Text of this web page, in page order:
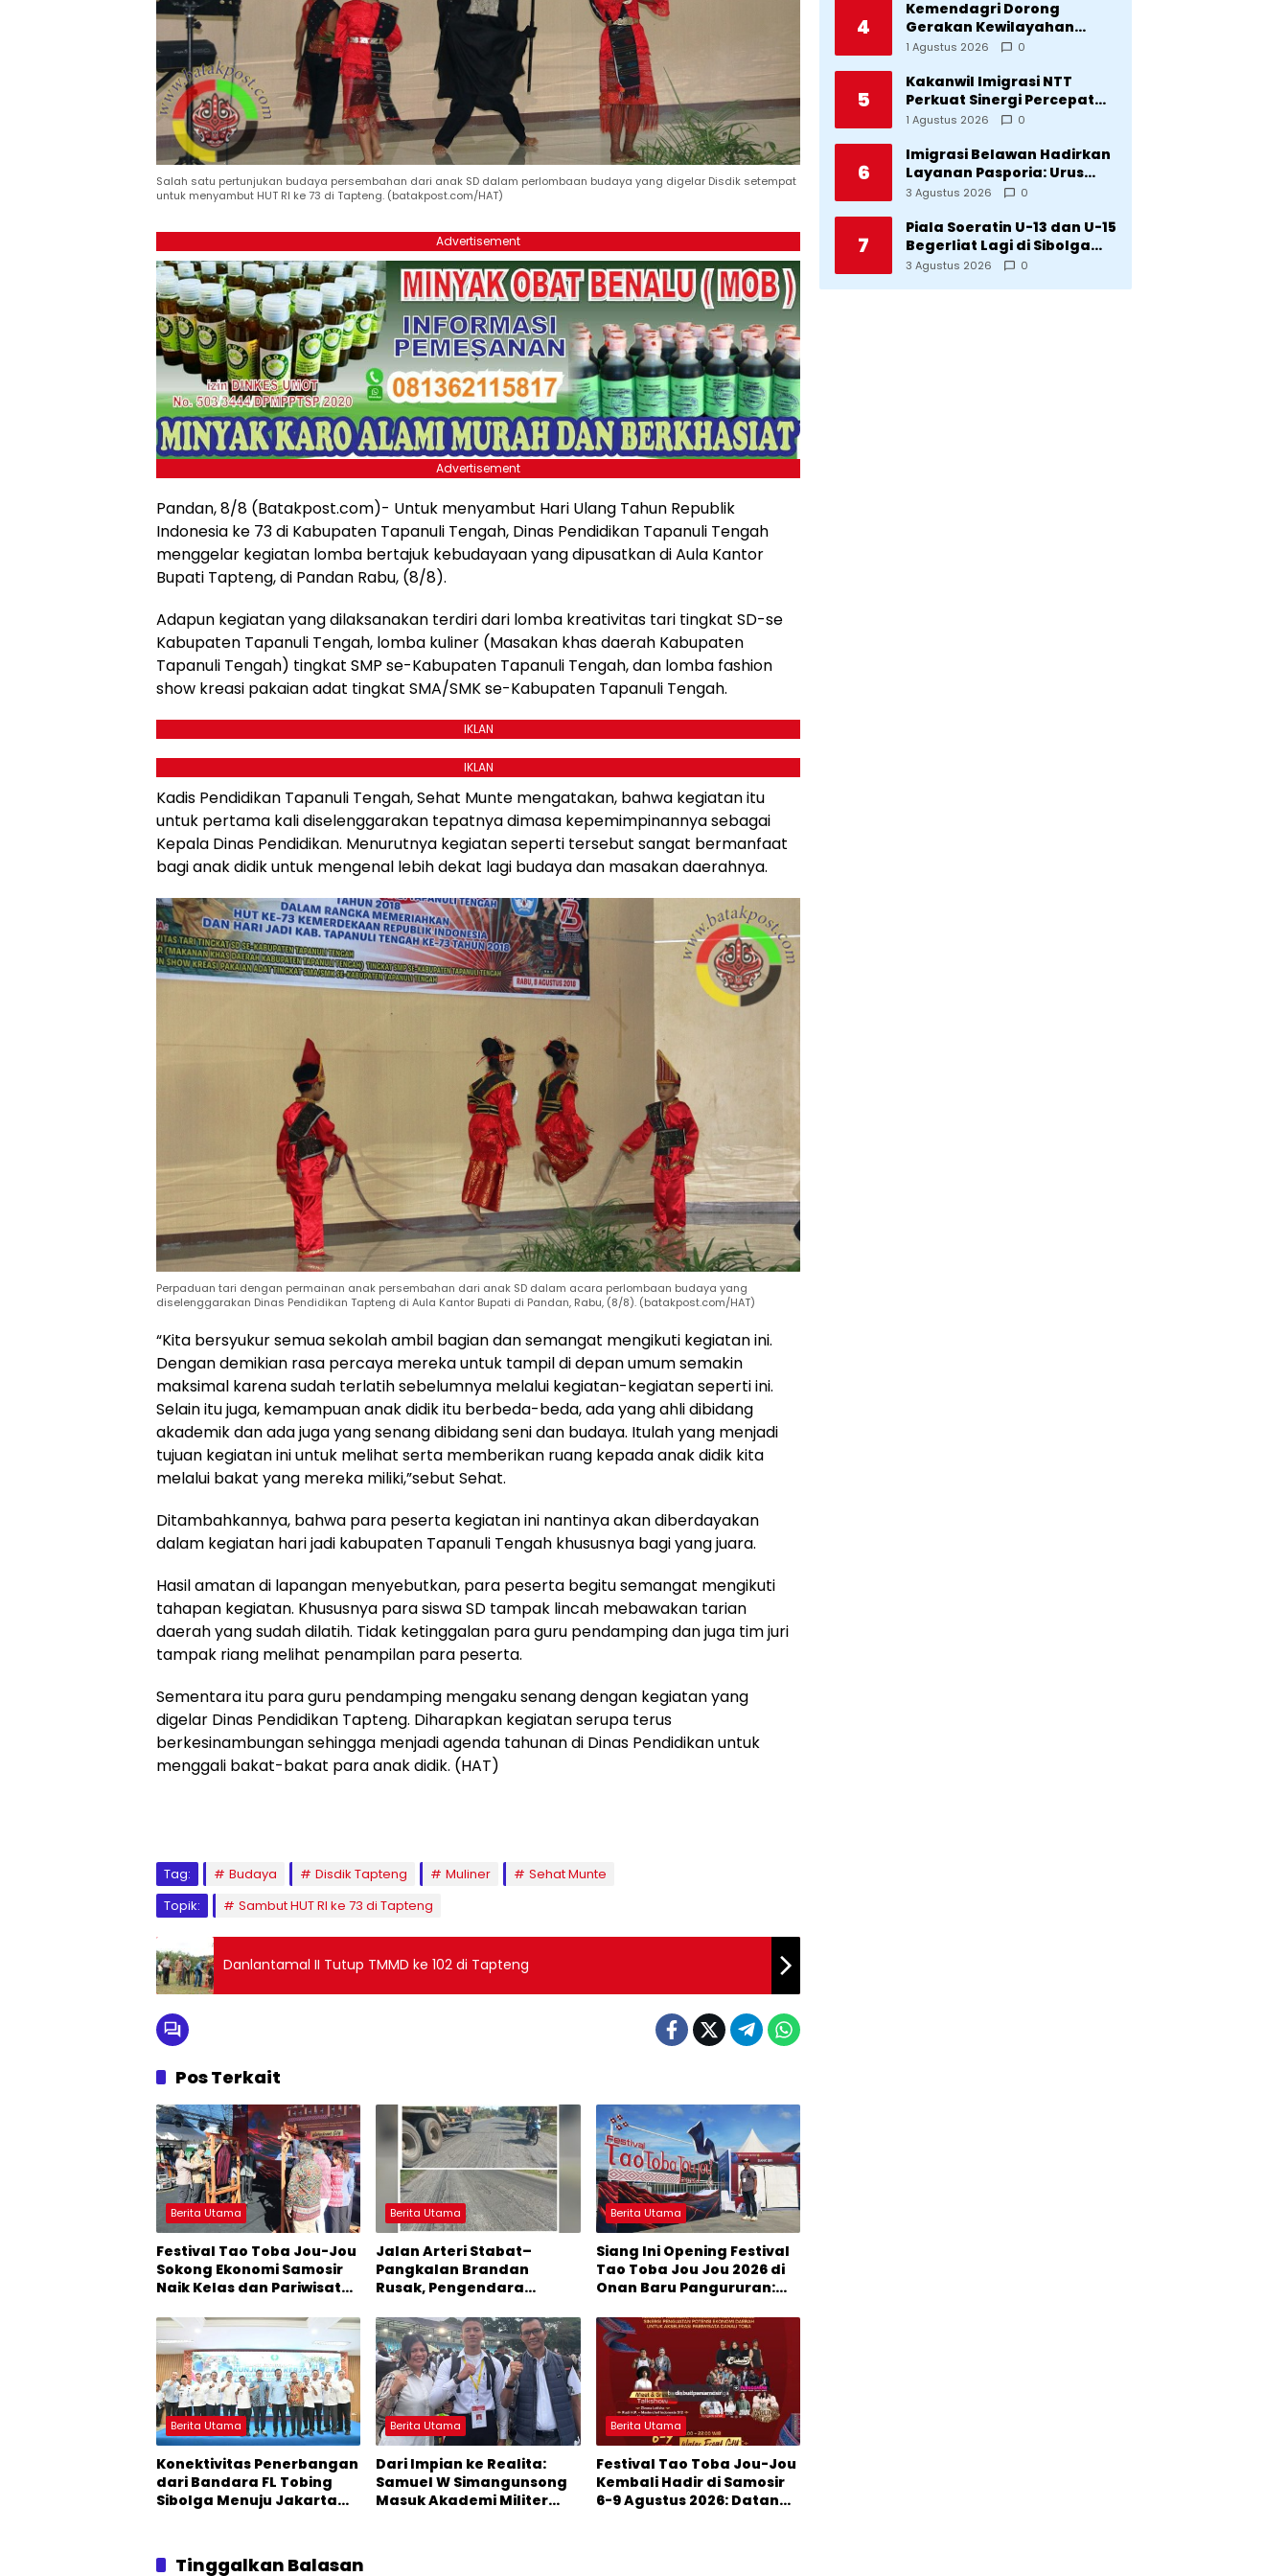
Salah satu pertunjukan budaya persembahan dari anak SD dalam perlombaan budaya yang digelar Disdik setempat
untuk menyambut HUT RI ke 73 di Tapteng. (batakpost.com/HAT)
Advertisement
Advertisement
Pandan, 8/8 (Batakpost.com)- Untuk menyambut Hari Ulang Tahun Republik
Indonesia ke 73 di Kabupaten Tapanuli Tengah, Dinas Pendidikan Tapanuli Tengah
menggelar kegiatan lomba bertajuk kebudayaan yang dipusatkan di Aula Kantor
Bupati Tapteng, di Pandan Rabu, (8/8).
Adapun kegiatan yang dilaksanakan terdiri dari lomba kreativitas tari tingkat SD-se
Kabupaten Tapanuli Tengah, lomba kuliner (Masakan khas daerah Kabupaten
Tapanuli Tengah) tingkat SMP se-Kabupaten Tapanuli Tengah, dan lomba fashion
show kreasi pakaian adat tingkat SMA/SMK se-Kabupaten Tapanuli Tengah.
IKLAN
IKLAN
Kadis Pendidikan Tapanuli Tengah, Sehat Munte mengatakan, bahwa kegiatan itu
untuk pertama kali diselenggarakan tepatnya dimasa kepemimpinannya sebagai
Kepala Dinas Pendidikan. Menurutnya kegiatan seperti tersebut sangat bermanfaat
bagi anak didik untuk mengenal lebih dekat lagi budaya dan masakan daerahnya.
Perpaduan tari dengan permainan anak persembahan dari anak SD dalam acara perlombaan budaya yang
diselenggarakan Dinas Pendidikan Tapteng di Aula Kantor Bupati di Pandan, Rabu, (8/8). (batakpost.com/HAT)
“Kita bersyukur semua sekolah ambil bagian dan semangat mengikuti kegiatan ini.
Dengan demikian rasa percaya mereka untuk tampil di depan umum semakin
maksimal karena sudah terlatih sebelumnya melalui kegiatan-kegiatan seperti ini.
Selain itu juga, kemampuan anak didik itu berbeda-beda, ada yang ahli dibidang
akademik dan ada juga yang senang dibidang seni dan budaya. Itulah yang menjadi
tujuan kegiatan ini untuk melihat serta memberikan ruang kepada anak didik kita
melalui bakat yang mereka miliki,”sebut Sehat.
Ditambahkannya, bahwa para peserta kegiatan ini nantinya akan diberdayakan
dalam kegiatan hari jadi kabupaten Tapanuli Tengah khususnya bagi yang juara.
Hasil amatan di lapangan menyebutkan, para peserta begitu semangat mengikuti
tahapan kegiatan. Khususnya para siswa SD tampak lincah mebawakan tarian
daerah yang sudah dilatih. Tidak ketinggalan para guru pendamping dan juga tim juri
tampak riang melihat penampilan para peserta.
Sementara itu para guru pendamping mengaku senang dengan kegiatan yang
digelar Dinas Pendidikan Tapteng. Diharapkan kegiatan serupa terus
berkesinambungan sehingga menjadi agenda tahunan di Dinas Pendidikan untuk
menggali bakat-bakat para anak didik. (HAT)
Tag: Budaya Disdik Tapteng Muliner
Sehat Munte
Topik:
Sambut HUT RI ke 73 di Tapteng
Danlantamal II Tutup TMMD ke 102 di Tapteng
Pos Terkait
Berita Utama
Festival Tao Toba Jou-Jou
Sokong Ekonomi Samosir
Naik Kelas dan Pariwisata
Pertumbuhan Ekonomi
Baru
Berita Utama
Jalan Arteri Stabat–
Pangkalan Brandan
Rusak, Pengendara
Berita Utama
Siang Ini Opening Festival
Tao Toba Jou Jou 2026 di
Onan Baru Pangururan:
Marsada Band
Berita Utama
Konektivitas Penerbangan
dari Bandara FL Tobing
Sibolga Menuju Jakarta
Nasution
Berita Utama
Dari Impian ke Realita:
Samuel W Simangunsong
Masuk Akademi Militer
Berita Utama
Festival Tao Toba Jou-Jou
Kembali Hadir di Samosir
6-9 Agustus 2026: Datang
Tinggalkan Balasan
4
Kemendagri Dorong
Gerakan Kewilayahan
Lawan Tuberkulosis
1 Agustus 2026 0
5
Kakanwil Imigrasi NTT
Perkuat Sinergi Percepat
Pembentukan Kantor
1 Agustus 2026 0
6
Imigrasi Belawan Hadirkan
Layanan Pasporia: Urus
Paspor di Hari Libur
3 Agustus 2026 0
7
Piala Soeratin U-13 dan U-15
Begerliat Lagi di Sibolga
Setelah Stadion Horas
3 Agustus 2026 0